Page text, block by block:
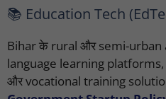
📚 Education Tech
Bihar के rural और semi-urban
language learning
और vocational training